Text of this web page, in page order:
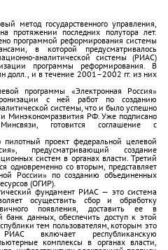
метод государственного управления,
протяжении последних полутора лет.
программой реформирования системы
в которой предусматривалось
аналитической системы (РИАС)
программы реформирования. В
долл., и в течение 2001–2002 гг. из них
программы «Электронная Россия»
с ней работ по созданию
системы, что и было успешно
Минэкономразвития РФ. Уже подписано
готовится соглашение с
проект федеральной целевой
предусматривающий создание
систем в органах власти. Третий
одновременно со вторым, представляет
России» по созданию объединенных
(ОГИР).
фундамент РИАС — это система
осуществить сбор и обработку
появления, доставить ее в
банк данных, обеспечить доступ к этой
тем пользователям, которым это
включает республиканскую
комплексы в органах власти,